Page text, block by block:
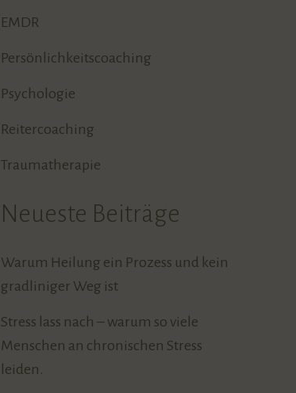
EMDR
Persönlichkeitscoaching
Psychologie
Reitercoaching
Traumatherapie
Neueste Beiträge
Warum Heilung ein Prozess und kein
gradliniger Weg ist
Stress lass nach – warum so viele
Menschen an chronischen Stress
leiden.